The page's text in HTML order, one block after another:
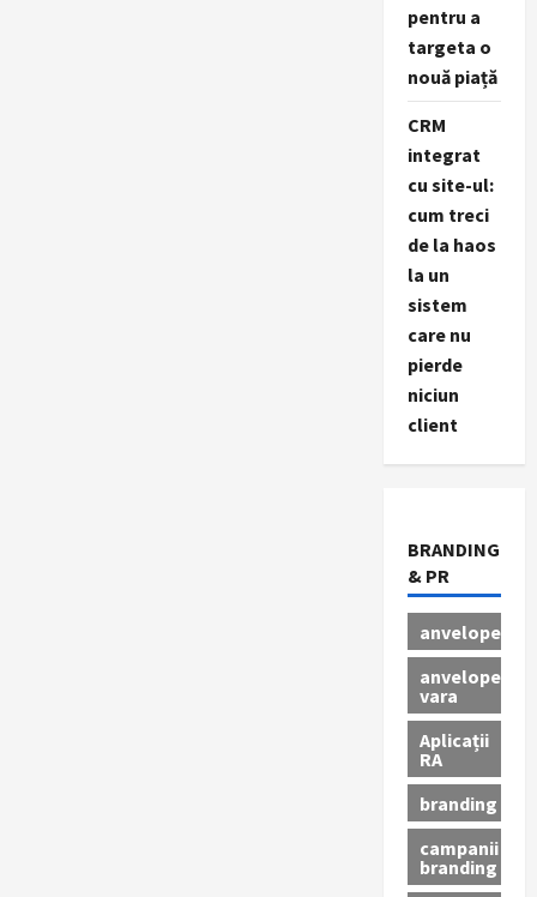
pentru a
targeta o
nouă piață
CRM
integrat
cu site-ul:
cum treci
de la haos
la un
sistem
care nu
pierde
niciun
client
BRANDING
& PR
anvelope
anvelope
vara
Aplicații
RA
branding
campanii
branding